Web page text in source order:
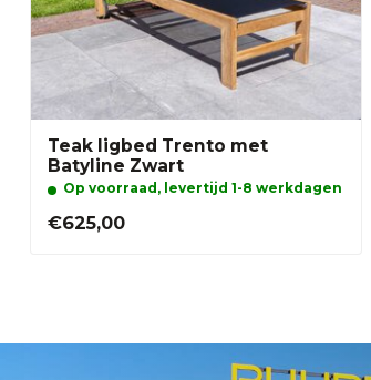
Teak ligbed Trento met
Batyline Zwart
Op voorraad, levertijd 1-8 werkdagen
€625,00